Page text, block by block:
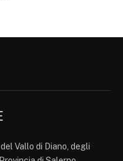
Vallo di Diano, degli